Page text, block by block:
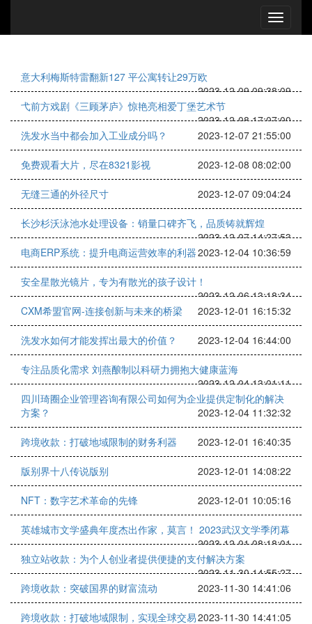
意大利梅斯特雷翻新127 平公寓转让29万欧
2023-12-09 09:38:09
弋前方戏剧《三顾茅庐》惊艳亮相爱丁堡艺术节
2023-12-08 17:07:00
洗发水当中都会加入工业成分吗？
2023-12-07 21:55:00
免费观看大片，尽在8321影视 2023-12-08 08:02:00
无缝三通的外径尺寸 2023-12-07 09:04:24
长沙杉沃泳池水处理设备：销量口碑齐飞，品质铸就辉煌
2023-12-07 14:27:53
电商ERP系统：提升电商运营效率的利器2023-12-04 10:36:59
安全星散光镜片，专为有散光的孩子设计！
2023-12-06 13:18:34
CXM希盟官网-连接创新与未来的桥梁
2023-12-01 16:15:32
洗发水如何才能发挥出最大的价值？ 2023-12-04 16:44:00
专注品质化需求 刘燕酿制以科研力拥抱大健康蓝海
2023-12-04 13:01:11
四川琦圈企业管理咨询有限公司如何为企业提供定制化的解决
方案？
2023-12-04 11:32:32
跨境收款：打破地域限制的财务利器 2023-12-01 16:40:35
版别界十八传说版别 2023-12-01 14:08:22
NFT：数字艺术革命的先锋 2023-12-01 10:05:16
英雄城市文学盛典年度杰出作家，莫言！ 2023武汉文学季闭幕
2023-12-01 08:18:01
独立站收款：为个人创业者提供便捷的支付解决方案
2023-11-30 14:55:27
跨境收款：突破国界的财富流动
2023-11-30 14:41:06
跨境收款：打破地域限制，实现全球交易2023-11-30 14:41:05